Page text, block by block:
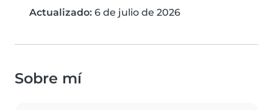
Actualizado: 6 de julio de 2026
Sobre mí